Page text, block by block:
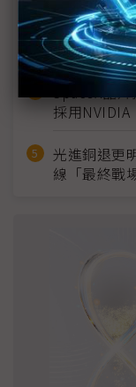
英特爾
2028準時量
SpaceX晶
採用NVIDIA
光進銅退更
線「最終戰